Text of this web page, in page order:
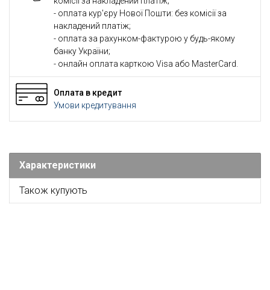
- оплата кур'єру Нової Пошти: без комісії за
накладений платіж;
- оплата за рахунком-фактурою у будь-якому
банку України;
- онлайн оплата карткою Visa або MasterCard.
Оплата в кредит
Умови кредитування
Характеристики
Також купують